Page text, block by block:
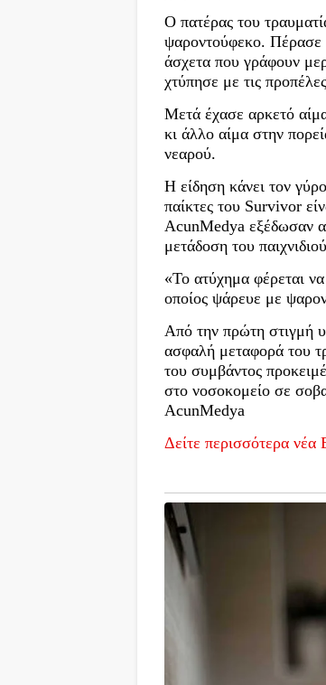
Ο πατέρας του
ψαροντούφεκο. Πέρασε
άσχετα που γράφουν
χτύπησε με τις
Μετά έχασε αρκετό
κι άλλο αίμα στην
νεαρού.
Η είδηση κάνει τον
παίκτες του Survivor
AcunMedya εξέδωσαν
μετάδοση του
«Το ατύχημα φέρεται
οποίος ψάρευε με
Από την πρώτη στιγμή
ασφαλή μεταφορά του
του συμβάντος
στο νοσοκομείο σε
AcunMedya
Δείτε περισσότερα